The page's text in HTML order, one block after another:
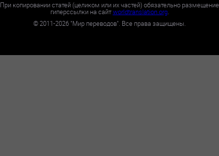
При копировании статей (целиком или их частей) обязательно размещение
гиперссылки на сайтworldtranslation.org.
©2011-2026 "Мир переводов". Все права защищены.